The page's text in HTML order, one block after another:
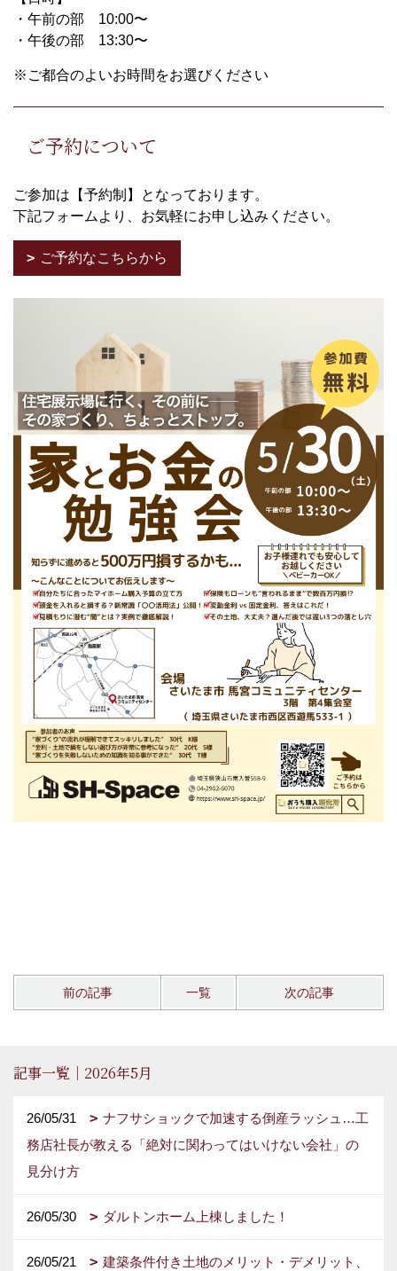
・午前の部 10:00〜
・午後の部 13:30〜
※ご都合のよいお時間をお選びください
ご予約について
ご参加は【予約制】となっております。
下記フォームより、お気軽にお申し込みください。
ご予約なこちらから
前の記事 一覧 次の記事
記事一覧｜2026年5月
26/05/31
ナフサショックで加速する倒産ラッシュ…工
務店社長が教える「絶対に関わってはいけない会社」の
見分け方
26/05/30 ダルトンホーム上棟しました！
26/05/21
建築条件付き土地のメリット・デメリット、